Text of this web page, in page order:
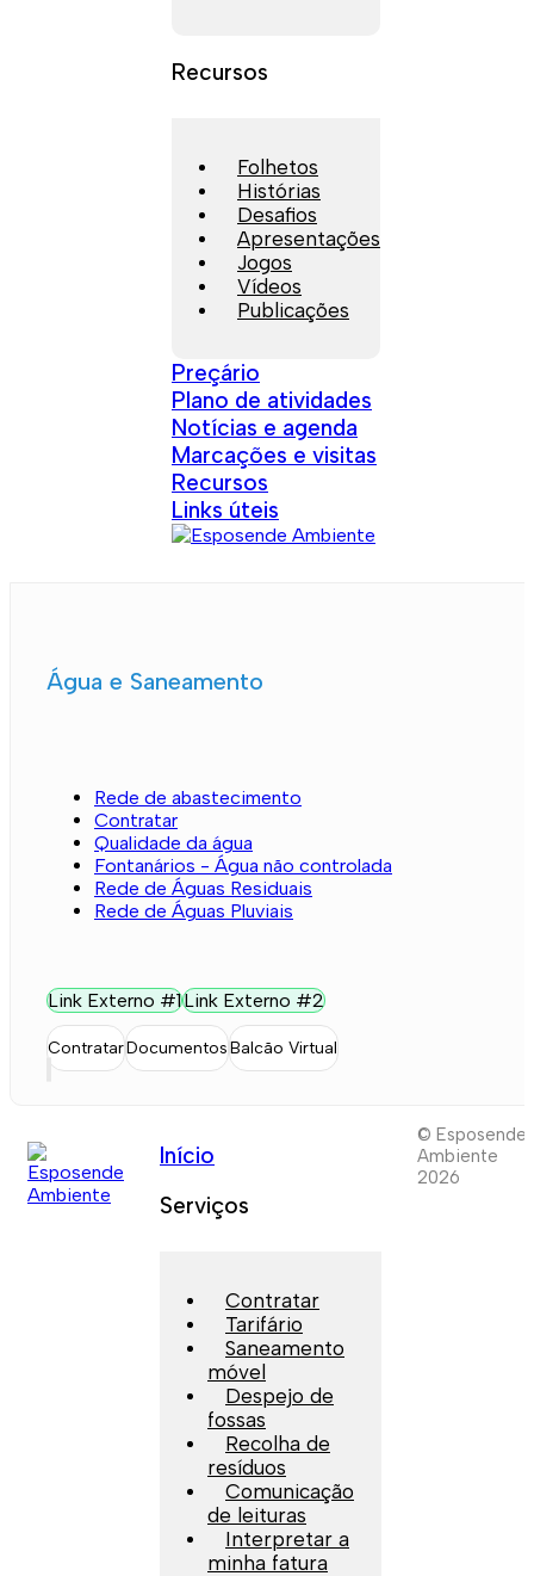
Recursos
Folhetos
Histórias
Desafios
Apresentações
Jogos
Vídeos
Publicações
Preçário
Plano de atividades
Notícias e agenda
Marcações e visitas
Recursos
Links úteis
Água e Saneamento
Rede de abastecimento
Contratar
Qualidade da água
Fontanários - Água não controlada
Rede de Águas Residuais
Rede de Águas Pluviais
Link Externo #1Link Externo #2
ContratarDocumentosBalcão Virtual
Início
Serviços
Contratar
Tarifário
Saneamento
móvel
Despejo de
fossas
Recolha de
resíduos
Comunicação
de leituras
Interpretar a
minha fatura
© Esposende
Ambiente
2026